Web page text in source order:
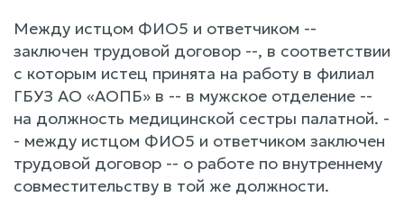
Между истцом ФИО5 и ответчиком --
заключен трудовой договор --, в соответствии
с которым истец принята на работу в филиал
ГБУЗ АО «АОПБ» в -- в мужское отделение --
на должность медицинской сестры палатной. -
- между истцом ФИО5 и ответчиком заключен
трудовой договор -- о работе по внутреннему
совместительству в той же должности.